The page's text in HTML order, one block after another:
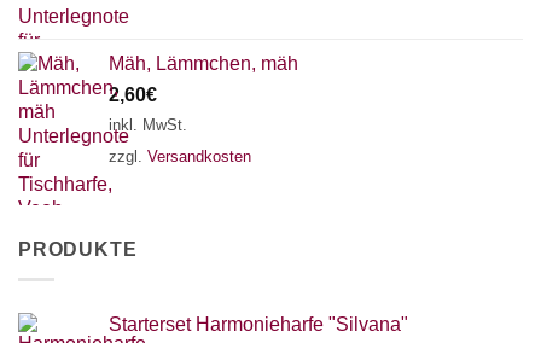
Mäh, Lämmchen, mäh
2,60€
inkl. MwSt.
zzgl. Versandkosten
PRODUKTE
Starterset Harmonieharfe "Silvana"